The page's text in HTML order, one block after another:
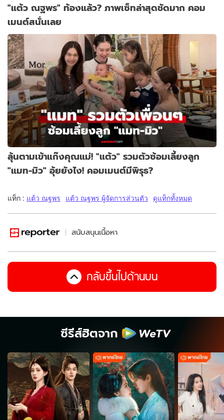
"แต้ว ณฐพร" ท้องแล้ว? ภาพเซ็ทล่าสุดชัดมาก คอม
เมนต์สนั่นเลย
ลุ้นตามเข้าแก๊งคุณแม่! "แต้ว" รวมตัวซ้อมเลี้ยงลูก
"แมท-มิว" อุ้ยยังไง! คอมเมนต์มีพิรุธ?
แท็ก : แต้ว ณฐพร แต้ว ณฐพร ผู้จัดการส่วนตัว ดูแท็กทั้งหมด
สนับสนุนเนื้อหา
กลับขึ้นไปด้านบน
ซีรีส์ฮิตจาก